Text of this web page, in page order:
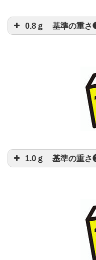
0.8ｇ 基準の重
1.0ｇ 基準の重